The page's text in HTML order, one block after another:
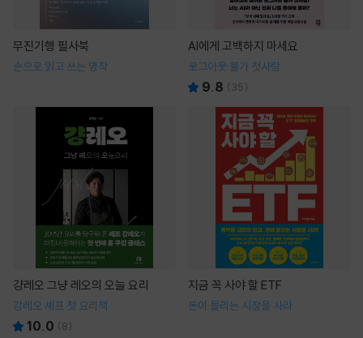
무진기행 필사북
손으로 읽고 쓰는 명작
AI에게 고백하지 마세요
로그아웃 불가 첫사랑
9.8 ( 35)
걍레오 그냥 레오의 오늘 요리
강레오 셰프 첫 요리책
10.0 (8)
지금 꼭 사야 할 ETF
돈이 몰리는 시장을 사라